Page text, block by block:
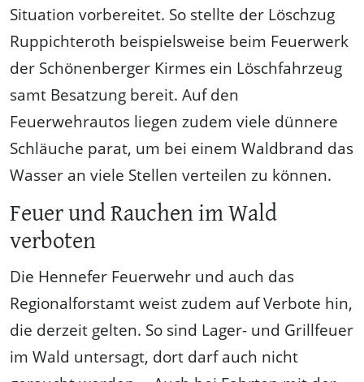
Situation vorbereitet. So stellte der Löschzug
Ruppichteroth beispielsweise beim Feuerwerk
der Schönenberger Kirmes ein Löschfahrzeug
samt Besatzung bereit. Auf den
Feuerwehrautos liegen zudem viele dünnere
Schläuche parat, um bei einem Waldbrand das
Wasser an viele Stellen verteilen zu können.
Feuer und Rauchen im Wald
verboten
Die Hennefer Feuerwehr und auch das
Regionalforstamt weist zudem auf Verbote hin,
die derzeit gelten. So sind Lager- und Grillfeuer
im Wald untersagt, dort darf auch nicht